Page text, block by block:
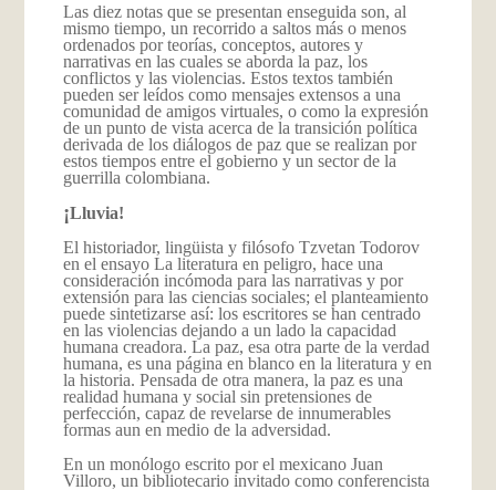
Las diez notas que se presentan enseguida son, al
mismo tiempo, un recorrido a saltos más o menos
ordenados por teorías, conceptos, autores y
narrativas en las cuales se aborda la paz, los
conflictos y las violencias. Estos textos también
pueden ser leídos como mensajes extensos a una
comunidad de amigos virtuales, o como la expresión
de un punto de vista acerca de la transición política
derivada de los diálogos de paz que se realizan por
estos tiempos entre el gobierno y un sector de la
guerrilla colombiana.
¡Lluvia!
El historiador, lingüista y filósofo Tzvetan Todorov
en el ensayo La literatura en peligro, hace una
consideración incómoda para las narrativas y por
extensión para las ciencias sociales; el planteamiento
puede sintetizarse así: los escritores se han centrado
en las violencias dejando a un lado la capacidad
humana creadora. La paz, esa otra parte de la verdad
humana, es una página en blanco en la literatura y en
la historia. Pensada de otra manera, la paz es una
realidad humana y social sin pretensiones de
perfección, capaz de revelarse de innumerables
formas aun en medio de la adversidad.
En un monólogo escrito por el mexicano Juan
Villoro, un bibliotecario invitado como conferencista